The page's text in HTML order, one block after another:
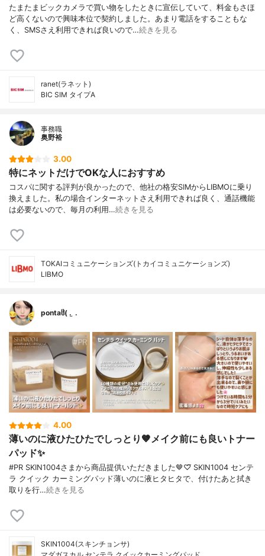
たまたまビックカメラで買い物をしたときに宣伝していて、料金もさほ
ど高くないので興味本位で契約しました。あまり電話をすることもな
く、SMSさえ利用できれば良いので…続きを見る
ranet(ラネット)
BIC SIM タイプA
事務職
奥野裕
3.00
特にネットだけでOKな人におすすめ
コスパに関する評判が良かったので、他社の格安SIMからLIBMOに乗り
換えました。私の場合インターネットさえ利用できれば良く、通話機能
は必要ないので、毎月の利用…続きを見る
TOKAIコミュニケーションズ(トカイコミュニケーションズ)
LIBMO
pontaჱ̒( . ̫ .
4.00
薄いのに液ひたひたでしっとり🤎メイク前にも良いトナー
パッド✨️
#PR SKIN1004さまから商品提供いただきました🤎♡⃛ SKIN1004 センテ
ラ クイック カーミングパッド薄いのに液ヒタヒタで、付けたあと拭き
取りを行…続きを見る
SKIN1004(スキンチョンサ)